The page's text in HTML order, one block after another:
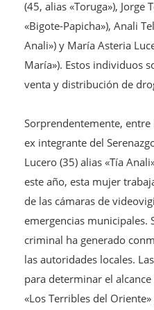
(45, alias «Toruga»), Jorge
«Bigote-Papicha»), Anali
Anali») y María Asteria
María»). Estos individuos
venta y distribución de
Sorprendentemente,
ex integrante del
Lucero (35) alias «Tía
este año, esta mujer
de las cámaras de
emergencias municipales.
criminal ha generado
las autoridades locales.
para determinar el
«Los Terribles del